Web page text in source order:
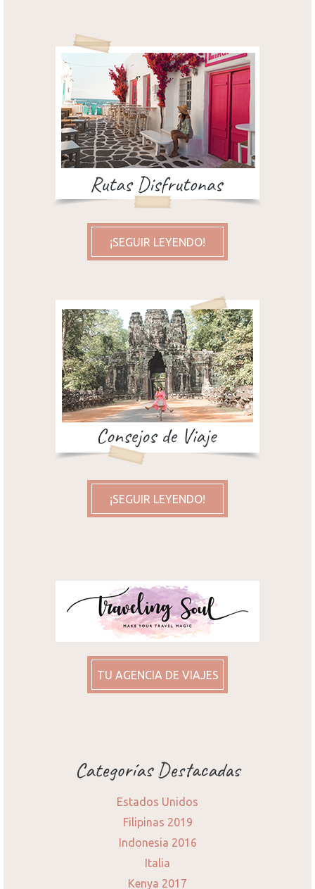
¡SEGUIR LEYENDO!
¡SEGUIR LEYENDO!
TU AGENCIA DE VIAJES
Categorías Destacadas
Estados Unidos
Filipinas 2019
Indonesia 2016
Italia
Kenya 2017